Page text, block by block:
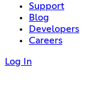
Support
Blog
Developers
Careers
Log In